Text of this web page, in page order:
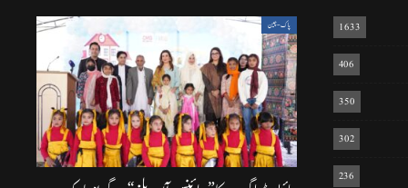
1633
406
350
302
236
پاک-چین